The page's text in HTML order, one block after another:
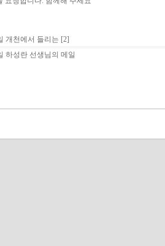
개천에서 들리는 [2]
하성란 선생님의 메일